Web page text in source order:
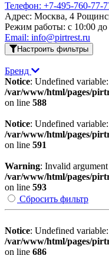
Телефон: +7-495-760-77-
Адрес: Москва, 4
Режим работы: c 10:00
Email: info@pirtrest.ru
Настроить фильтры
Бренд
Notice: Undefined
/var/www/html/pages/
on line 588
Notice: Undefined
/var/www/html/pages/
on line 591
Warning: Invalid
/var/www/html/pages/
on line 593
Сбросить фильтр
Notice: Undefined
/var/www/html/pages/
on line 686